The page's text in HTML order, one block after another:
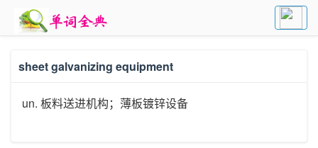
sheet galvanizing equipment
un. 板料送进机构；薄板镀锌设备